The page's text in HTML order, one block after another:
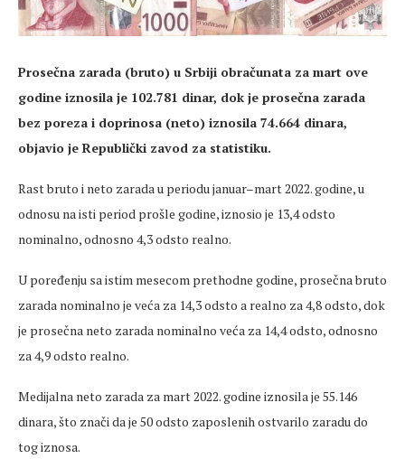
Prosečna zarada (bruto) u Srbiji obračunata za mart ove
godine iznosila je 102.781 dinar, dok je prosečna zarada
bez poreza i doprinosa (neto) iznosila 74.664 dinara,
objavio je Republički zavod za statistiku.
Rast bruto i neto zarada u periodu januar–mart 2022. godine, u
odnosu na isti period prošle godine, iznosio je 13,4 odsto
nominalno, odnosno 4,3 odsto realno.
U poređenju sa istim mesecom prethodne godine, prosečna bruto
zarada nominalno je veća za 14,3 odsto a realno za 4,8 odsto, dok
je prosečna neto zarada nominalno veća za 14,4 odsto, odnosno
za 4,9 odsto realno.
Medijalna neto zarada za mart 2022. godine iznosila je 55.146
dinara, što znači da je 50 odsto zaposlenih ostvarilo zaradu do
tog iznosa.